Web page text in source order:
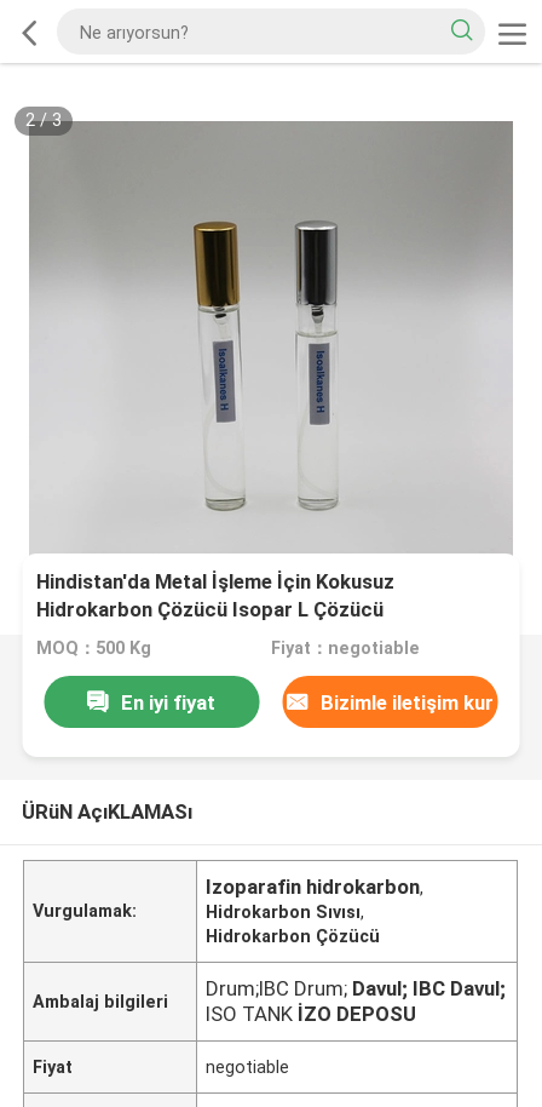
2/3
Hindistan'da Metal İşleme İçin Kokusuz
Hidrokarbon Çözücü Isopar L Çözücü
MOQ：500 Kg Fiyat：negotiable
En iyi fiyat Bizimle iletişim kur
ÜRüN AçıKLAMASı
Vurgulamak:
Izoparafin hidrokarbon,
Hidrokarbon Sıvısı,
Hidrokarbon Çözücü
Ambalaj bilgileri
Drum;IBC Drum; Davul; IBC Davul;
ISO TANK İZO DEPOSU
Fiyat negotiable